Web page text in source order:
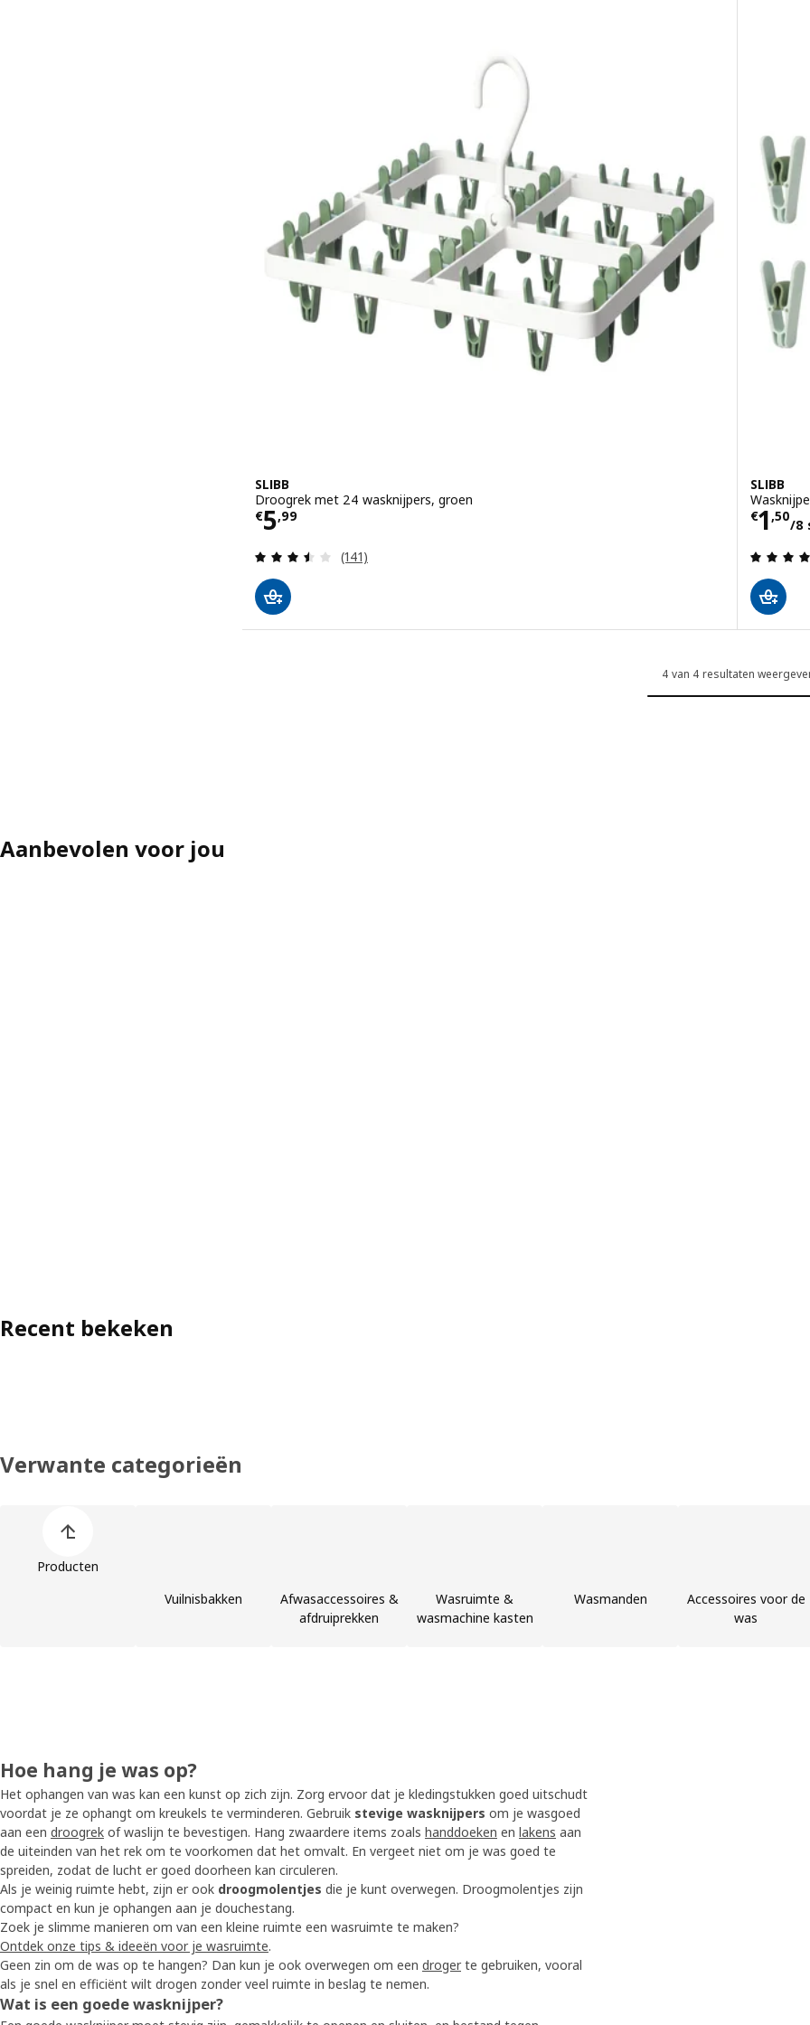
SLIBB
Droogrek met 24 wasknijpers, groen
€5,99
Prijs € 5,99
Beoordeling: 3.5 van 5 sterren. Totaal beoordelingen:
(141)
SLIBB
€1 ,50
/8
Prijs
4 van 4 resultaten
Aanbevolen voor jou
Recent bekeken
Verwante categorieën
Producten
Vuilnisbakken
Afwasaccessoires &
afdruiprekken
Wasruimte &
wasmachine kasten
Wasmanden
Accessoires voor de
was
Hoe hang je was op?
Het ophangen van was kan een kunst op zich zijn. Zorg ervoor dat je kledingstukken goed uitschudt
voordat je ze ophangt om kreukels te verminderen. Gebruik stevige wasknijpers om je wasgoed
aan een droogrek of waslijn te bevestigen. Hang zwaardere items zoals handdoeken en lakens aan
de uiteinden van het rek om te voorkomen dat het omvalt. En vergeet niet om je was goed te
spreiden, zodat de lucht er goed doorheen kan circuleren.
Als je weinig ruimte hebt, zijn er ook droogmolentjes die je kunt overwegen. Droogmolentjes zijn
compact en kun je ophangen aan je douchestang.
Zoek je slimme manieren om van een kleine ruimte een wasruimte te maken?
Ontdek onze tips & ideeën voor je wasruimte.
Geen zin om de was op te hangen? Dan kun je ook overwegen om een droger te gebruiken, vooral
als je snel en efficiënt wilt drogen zonder veel ruimte in beslag te nemen.
Wat is een goede wasknijper?